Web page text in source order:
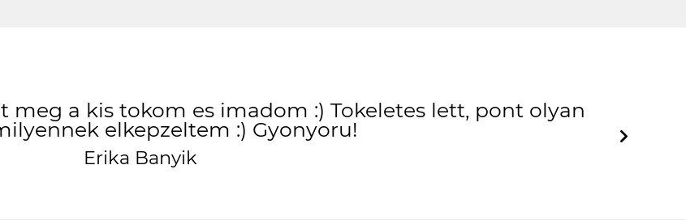
meg a kis tokom es imadom :) Tokeletes lett, pont olyan
elkepzeltem :) Gyonyoru!
Erika Banyik Next